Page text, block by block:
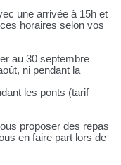
une arrivée à 15h et
horaires selon vos
au 30 septembre
ni pendant la
les ponts (tarif
proposer des repas
en faire part lors de